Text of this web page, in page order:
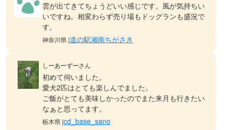
雲が出てきてちょうどいい感じです。風が気持ちい
いですね。相変わらず売り場もドッグランも盛況で
す。
神奈川県 |道の駅湘南ちがさき
しーあーずーさん
初めて伺いました。
愛犬2匹はとても楽しんでました。
ご飯がとても美味しかったのでまた来月も行きたい
なぁと思ってます。
栃木県 |cd_base_sano